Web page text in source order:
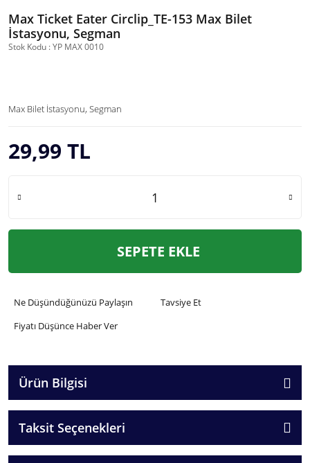
Max Ticket Eater Circlip_TE-153 Max Bilet
İstasyonu, Segman
Stok Kodu : YP MAX 0010
Max Bilet İstasyonu, Segman
29,99 TL
SEPETE EKLE
Ne Düşündüğünüzü Paylaşın
Tavsiye Et
Fiyatı Düşünce Haber Ver
Ürün Bilgisi
Taksit Seçenekleri